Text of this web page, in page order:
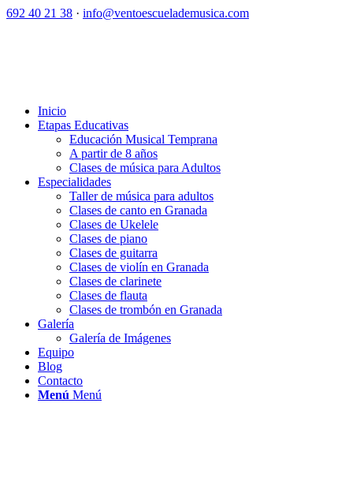
692 40 21 38 · info@ventoescuelademusica.com
Inicio
Etapas Educativas
Educación Musical Temprana
A partir de 8 años
Clases de música para Adultos
Especialidades
Taller de música para adultos
Clases de canto en Granada
Clases de Ukelele
Clases de piano
Clases de guitarra
Clases de violín en Granada
Clases de clarinete
Clases de flauta
Clases de trombón en Granada
Galería
Galería de Imágenes
Equipo
Blog
Contacto
Menú Menú